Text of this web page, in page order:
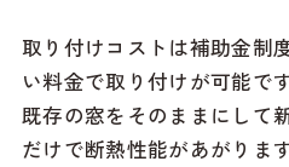
取り付けコストは補助金制
い料金で取り付けが可能です
既存の窓をそのままにして
だけで断熱性能があがります